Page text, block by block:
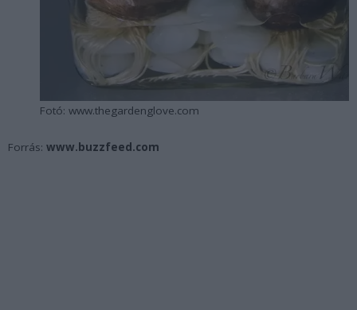
Fotó: www.thegardenglove.com
Forrás: www.buzzfeed.com